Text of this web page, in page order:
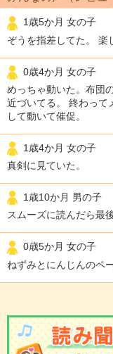
1歳5か月 女の子
ぞうを指差してた。 楽
0歳4か月 女の子
めっちゃ動いた。布団
近づいてる。 終わって
して動いて催促。
1歳4か月 女の子
真剣に見ていた。
1歳10か月 男の子
スムーズに読んだら最
0歳5か月 女の子
ねずみとにんじんのペ